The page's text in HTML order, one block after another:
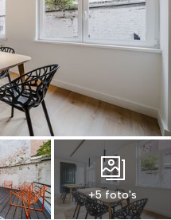
+5 foto's